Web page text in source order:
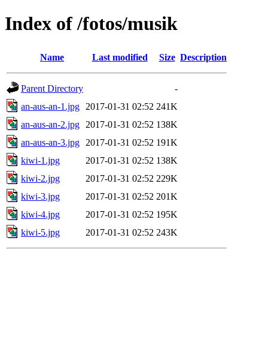
Index of /fotos/musik
Name Last modified Size Description
Parent Directory
-
an-aus-an-1.jpg
2017-01-31 02:52 241K
an-aus-an-2.jpg
2017-01-31 02:52 138K
an-aus-an-3.jpg
2017-01-31 02:52 191K
kiwi-1.jpg
2017-01-31 02:52 138K
kiwi-2.jpg
2017-01-31 02:52 229K
kiwi-3.jpg
2017-01-31 02:52 201K
kiwi-4.jpg
2017-01-31 02:52 195K
kiwi-5.jpg
2017-01-31 02:52 243K